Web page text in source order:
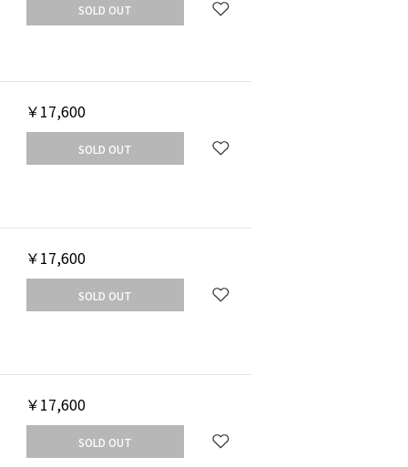
SOLD OUT
￥17,600
SOLD OUT
￥17,600
SOLD OUT
￥17,600
SOLD OUT